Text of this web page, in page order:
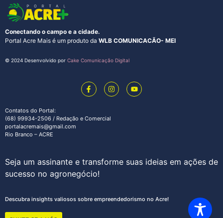
Conectando o campo e a cidade.
Portal Acre Mais é um produto da WLB COMUNICACÃO- MEI
© 2024 Desenvolvido por Cake Comunicação Digital
Contatos do Portal:
(68) 99934-2506 / Redação e Comercial
portalacremais@gmail.com
Rio Branco – ACRE
Seja um assinante e transforme suas ideias em ações de
sucesso no agronegócio!
Descubra insights valiosos sobre empreendedorismo no Acre!